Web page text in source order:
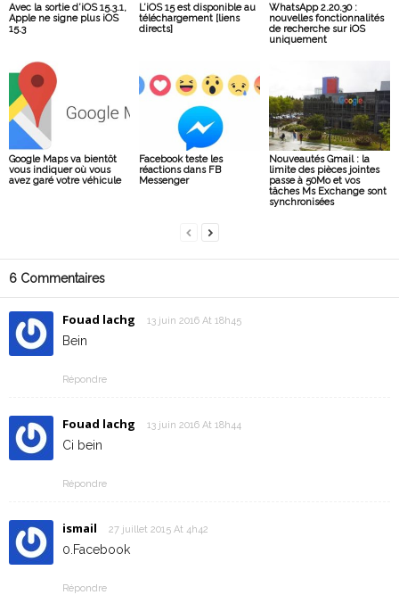
Avec la sortie d’iOS 15.3.1,
Apple ne signe plus iOS
15.3
L’iOS 15 est disponible au
téléchargement [liens
directs]
WhatsApp 2.20.30 :
nouvelles fonctionnalités
de recherche sur iOS
uniquement
Google Maps va bientôt
vous indiquer où vous
avez garé votre véhicule
Facebook teste les
réactions dans FB
Messenger
Nouveautés Gmail : la
limite des pièces jointes
passe à 50Mo et vos
tâches Ms Exchange sont
synchronisées
6 Commentaires
Fouad lachg 13 juin 2016 At 18h45
Bein
Répondre
Fouad lachg 13 juin 2016 At 18h44
Ci bein
Répondre
ismail 27 juillet 2015 At 4h42
0.Facebook
Répondre